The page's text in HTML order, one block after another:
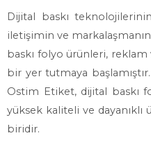
Dijital baskı
iletişimin ve
baskı folyo ürünleri,
bir yer tutmaya
Ostim Etiket, dijital baskı
yüksek kaliteli ve
biridir.